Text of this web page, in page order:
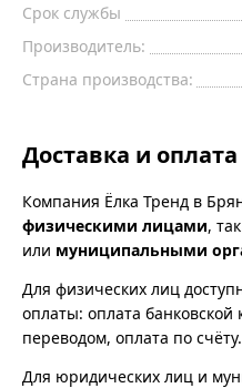
Срок службы
Производитель:
Страна производства:
Доставка и оплата
Компания Ёлка Тренд в
физическими лицами,
или муниципальными
Для физических лиц
оплаты: оплата
переводом, оплата по счёту.
Для юридических лиц и